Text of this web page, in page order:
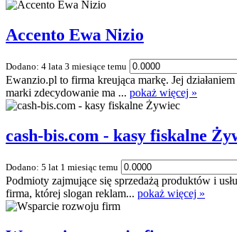
Accento Ewa Nizio
Dodano: 4 lata 3 miesiące temu
Ewanzio.pl to firma kreująca markę. Jej
marki zdecydowanie ma ... pokaż więcej »
cash-bis.com - kasy fiskalne
Dodano: 5 lat 1 miesiąc temu
Podmioty zajmujące się sprzedażą produktów i
firma, której slogan reklam... pokaż więcej »